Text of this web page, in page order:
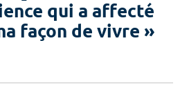
qui a affecté
façon de vivre »